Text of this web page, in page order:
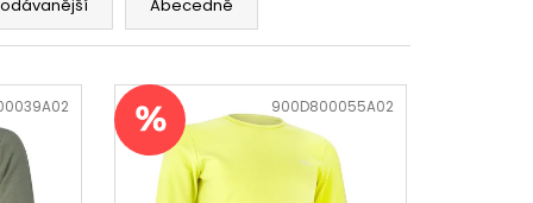
Abecedně
900D800055A02